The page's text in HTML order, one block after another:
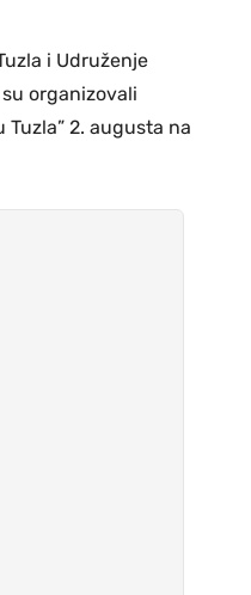
i Udruženje
su organizovali
2. augusta na